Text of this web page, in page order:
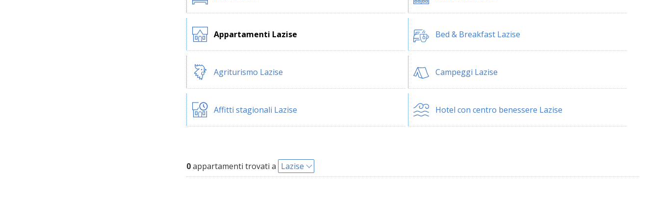
Appartamenti Lazise Bed & Breakfast Lazise
Agriturismo Lazise Campeggi Lazise
Affitti stagionali Lazise Hotel con centro benessere Lazise
0appartamenti trovati a Lazise